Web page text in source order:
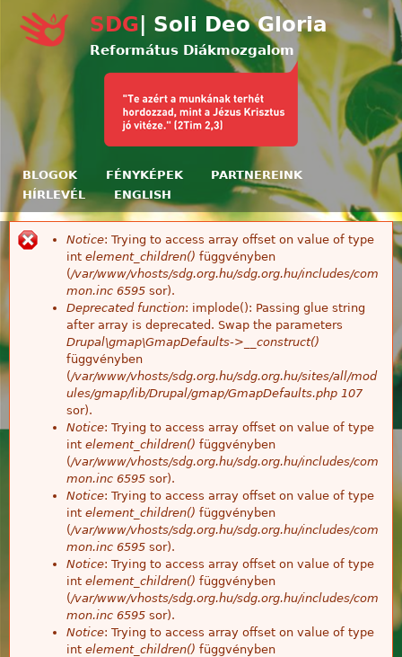
Ugrás a tartalomra
SDG | Soli Deo Gloria
Református Diákmozgalom
BLOGOK FÉNYKÉPEK
PARTNEREINK
HÍRLEVÉL
ENGLISH
Hibaüzenet
Notice: Trying to access array offset on value of type
int element_children() függvényben
(/var/www/vhosts/sdg.org.hu/sdg.org.hu/includes/com
mon.inc 6595 sor).
Deprecated function: implode(): Passing glue string
after array is deprecated. Swap the parameters
Drupal\gmap\GmapDefaults->__construct()
függvényben
(/var/www/vhosts/sdg.org.hu/sdg.org.hu/sites/all/mod
ules/gmap/lib/Drupal/gmap/GmapDefaults.php 107
sor).
Notice: Trying to access array offset on value of type
int element_children() függvényben
(/var/www/vhosts/sdg.org.hu/sdg.org.hu/includes/com
mon.inc 6595 sor).
Notice: Trying to access array offset on value of type
int element_children() függvényben
(/var/www/vhosts/sdg.org.hu/sdg.org.hu/includes/com
mon.inc 6595 sor).
Notice: Trying to access array offset on value of type
int element_children() függvényben
(/var/www/vhosts/sdg.org.hu/sdg.org.hu/includes/com
mon.inc 6595 sor).
Notice: Trying to access array offset on value of type
int element_children() függvényben